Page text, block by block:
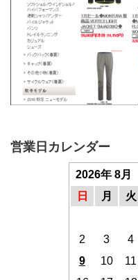
営業日カレンダー
2026年 8月
日
月 火
2
3 4
9
10 11